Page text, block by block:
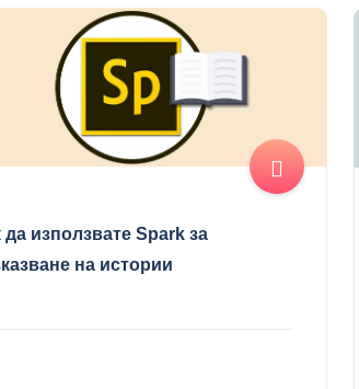
да използвате Spark за
на истории